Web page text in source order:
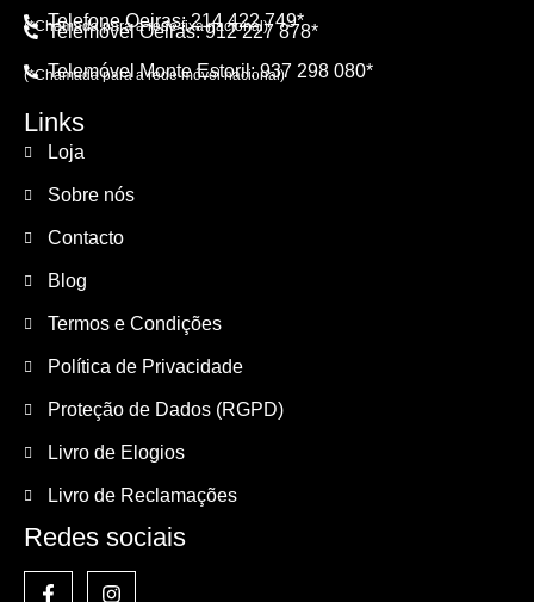
Telefone Oeiras: 214 422 749*
(*Chamada para a rede fixa nacional)
Telemóvel Oeiras: 912 227 878*
Telemóvel Monte Estoril: 937 298 080*
(*Chamada para a rede móvel nacional)
Links
Loja
Sobre nós
Contacto
Blog
Termos e Condições
Política de Privacidade
Proteção de Dados (RGPD)
Livro de Elogios
Livro de Reclamações
Redes sociais